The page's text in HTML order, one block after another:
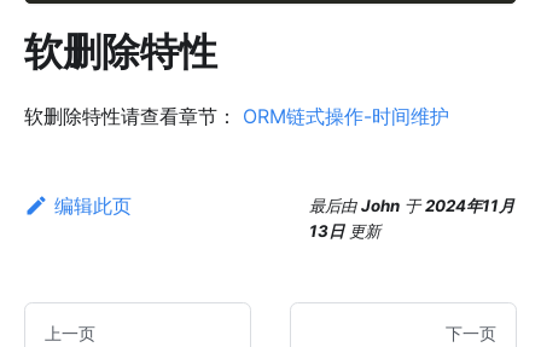
软删除特性
软删除特性请查看章节： ORM链式操作-时间维护
编辑此页 最后由John 于2024年11月
13日 更新
上一页 下一页